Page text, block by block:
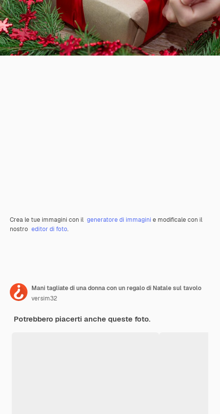
Crea le tue immagini con il generatore di immagini e modificale con il
nostro editor di foto.
Mani tagliate di una donna con un regalo di Natale sul tavolo
versim32
Potrebbero piacerti anche queste foto.